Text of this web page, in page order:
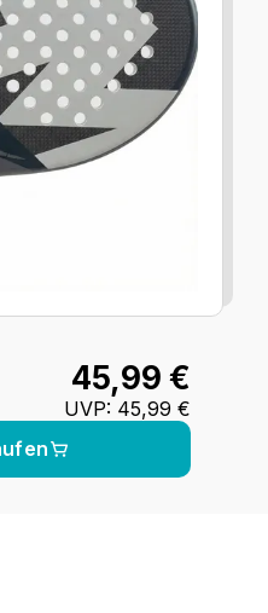
45,99 €
UVP: 45,99 €